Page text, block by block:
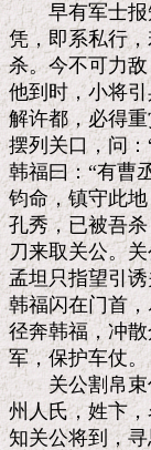
早有军士报知
凭，即系私行
杀。今不可力
他到时，小将
解许都，必得
摆列关口，问
韩福曰：“有曹
钧命，镇守此
孔秀，已被吾
刀来取关公。
孟坦只指望引
韩福闪在门首
径奔韩福，冲
军，保护车仗。
关公割帛束住
州人氏，姓卞
知关公将到，